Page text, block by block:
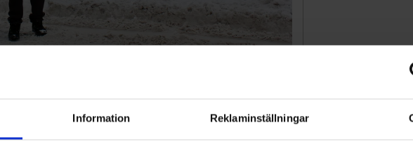
Information Reklaminställningar
fick krypa upp i kuren. Hon vill ha bättre plogning.
bara att det inte är sant. Är vi inte värda mer, här
dagarna varit i Vårsta och där var det snyggt och